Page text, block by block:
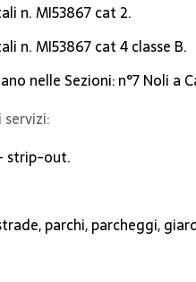
n. MI53867 cat 2.
n. MI53867 cat 4 classe B.
nelle Sezioni: n°7 Noli a
strip-out.
parchi, parcheggi,